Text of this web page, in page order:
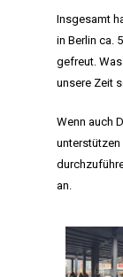
Insgesamt
in Berlin ca.
gefreut.
unsere Zeit
Wenn auch
an.